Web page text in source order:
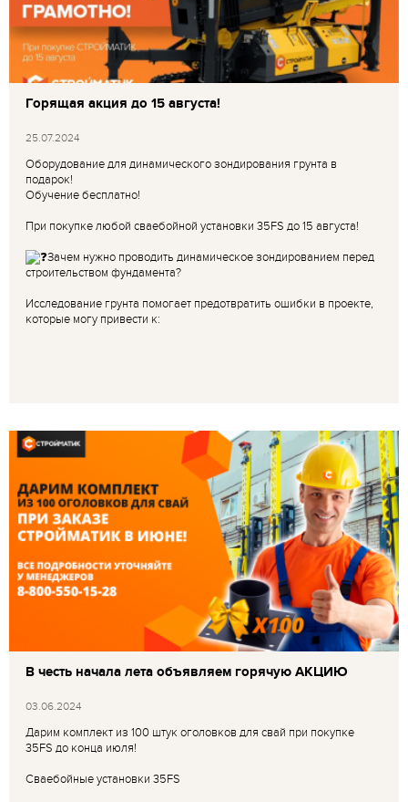
Горящая акция до 15 августа!
25.07.2024
Оборудование для динамического зондирования грунта в
подарок!
Обучение бесплатно!
При покупке любой сваебойной установки 35FS до 15 августа!
Зачем нужно проводить динамическое зондированием перед
строительством фундамента?
Исследование грунта помогает предотвратить ошибки в проекте,
которые могу привести к:
В честь начала лета объявляем горячую АКЦИЮ
03.06.2024
Дарим комплект из 100 штук оголовков для свай при покупке
35FS до конца июля!
Сваебойные установки 35FS